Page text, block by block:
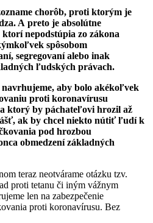
chorôb, proti ktorým je
A preto je absolútne
nepodstúpia zo zákona
spôsobom
segregovaní alebo inak
ľudských právach.
navrhujeme, aby bolo akékoľvek
proti koronavírusu
ktorý by páchateľovi hrozil až
ak by chcel niekto nútiť ľudí k
pod hrozbou
obmedzení základných
teraz neotvárame otázku tzv.
proti tetanu či iným vážnym
len na zabezpečenie
proti koronavírusu. Bez